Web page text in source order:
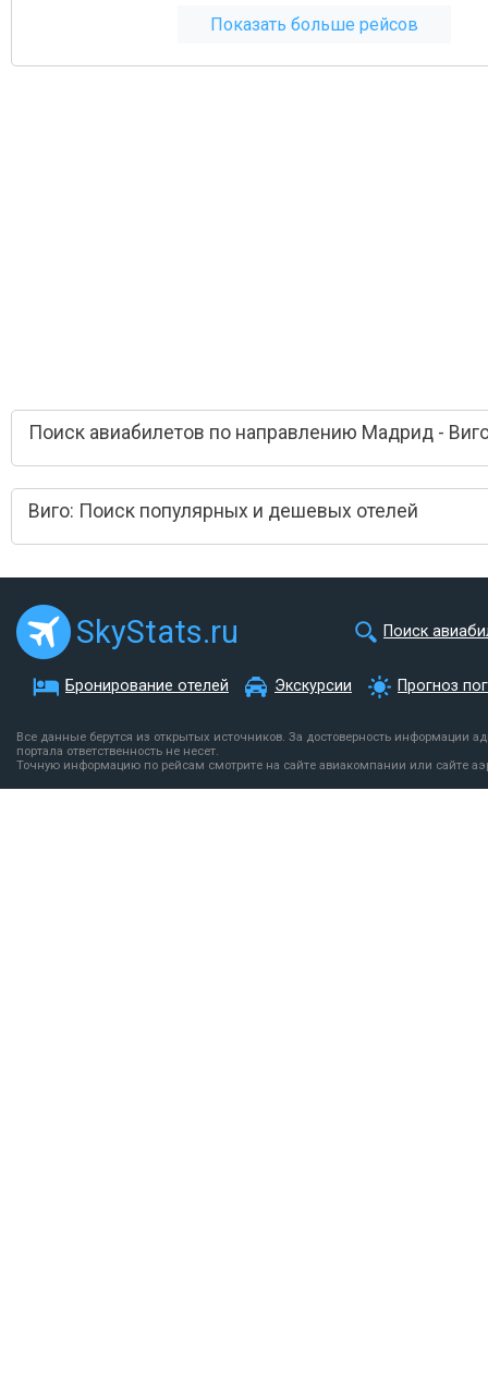
Показать больше рейсов
Поиск авиабилетов по направлению Мадрид -
Виго: Поиск популярных и дешевых отелей
SkyStats.ru Поиск
Бронирование отелей Экскурсии Прогноз
Все данные берутся из открытых источников. За достоверность информации
портала ответственность не несет.
Точную информацию по рейсам смотрите на сайте авиакомпании или сайте